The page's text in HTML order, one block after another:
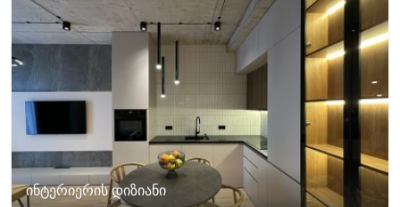
ინტერიერის დიზიანი